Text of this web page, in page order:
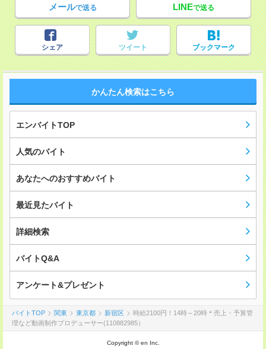
メールで送る LINEで送る
シェア ツイート ブックマーク
かんたん検索はこちら
エンバイトTOP
人気のバイト
あなたへのおすすめバイト
最近見たバイト
詳細検索
バイトQ&A
アンケート&プレゼント
バイトTOP 関東 東京都 新宿区
時給2100円！14時～20時＊売上・予算管
理など動画制作プロデューサー(110882985）
Copyright © en Inc.